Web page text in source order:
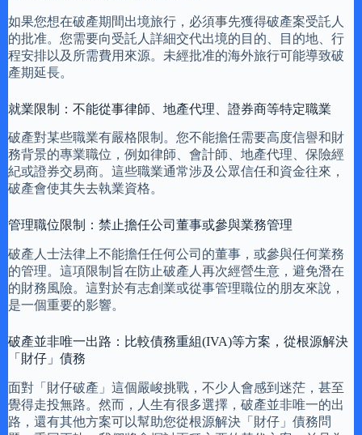
如果您想在破產期間出境旅行，必須事先獲得破產案受託人
的批准。您需要向受託人詳細交代出境的目的、目的地、行
程安排以及所需費用來源。未經批准的海外旅行可能導致破
產期延長。
就業限制：不能從事律師、地產代理、證券商等特定職業
破產對某些職業有嚴格限制。您不能擔任需要高度信譽和財
務背景的專業職位，例如律師、會計師、地產代理、保險經
紀或證券交易商。這些職業通常涉及公眾信任和資金往來，
破產會使其失去執業資格。
管理職位限制：禁止擔任公司董事或參與業務管理
破產人士法律上不能擔任任何公司的董事，或參與任何業務
的管理。這項限制旨在防止破產人再次經營生意，避免潛在
的財務風險。這對於有志創業或從事管理職位的朋友來說，
是一個重要的影響。
破產並非唯一出路：比較債務重組(IVA)等方案，從根源解決
「財仔」債務
面對「財仔破產」這個嚴峻挑戰，不少人會感到迷茫，甚至
覺得走投無路。然而，人生有很多選擇，破產並非唯一的出
路，還有其他方案可以幫助您從根源解決「財仔」債務問